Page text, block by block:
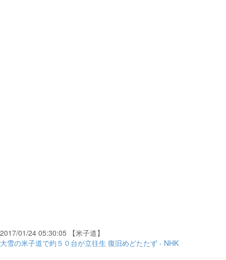
2017/01/24 05:30:05 【米子道】
大雪の米子道で約５０台が立往生 復旧めどたたず - NHK